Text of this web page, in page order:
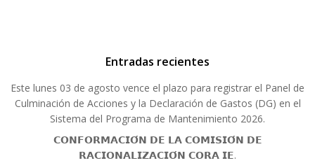
Entradas recientes
Este lunes 03 de agosto vence el plazo para registrar el Panel de
Culminación de Acciones y la Declaración de Gastos (DG) en el
Sistema del Programa de Mantenimiento 2026.
𝗖𝗢𝗡𝗙𝗢𝗥𝗠𝗔𝗖𝗜𝗢́𝗡 𝗗𝗘 𝗟𝗔 𝗖𝗢𝗠𝗜𝗦𝗜𝗢́𝗡 𝗗𝗘
𝗥𝗔𝗖𝗜𝗢𝗡𝗔𝗟𝗜𝗭𝗔𝗖𝗜𝗢́𝗡 𝗖𝗢𝗥𝗔 𝗜𝗘.